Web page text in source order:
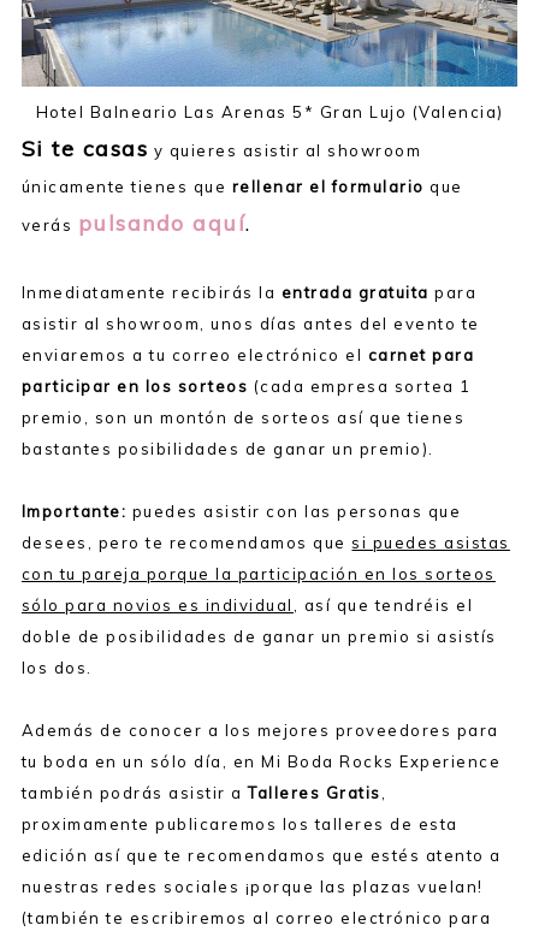
Hotel Balneario Las Arenas 5* Gran Lujo (Valencia)
Si te casas y quieres asistir al showroom
únicamente tienes que rellenar el formulario que
verás pulsando aquí.
Inmediatamente recibirás la entrada gratuita para
asistir al showroom, unos días antes del evento te
enviaremos a tu correo electrónico el carnet para
participar en los sorteos (cada empresa sortea 1
premio, son un montón de sorteos así que tienes
bastantes posibilidades de ganar un premio).
Importante: puedes asistir con las personas que
desees, pero te recomendamos quesi puedes asistas
con tu pareja porque la participación en los sorteos
sólo para novios es individual, así que tendréis el
doble de posibilidades de ganar un premio si asistís
los dos.
Además de conocer a los mejores proveedores para
tu boda en un sólo día, en Mi Boda Rocks Experience
también podrás asistir aTalleres Gratis,
proximamente publicaremos los talleres de esta
edición así que te recomendamos que estés atento a
nuestras redes sociales ¡porque las plazas vuelan!
(también te escribiremos al correo electrónico para